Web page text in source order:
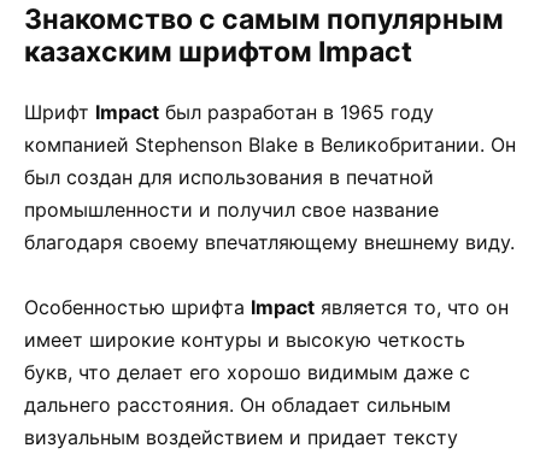
Знакомство с самым популярным
казахским шрифтом Impact
Шрифт Impact был разработан в 1965 году
компанией Stephenson Blake в Великобритании. Он
был создан для использования в печатной
промышленности и получил свое название
благодаря своему впечатляющему внешнему виду.
Особенностью шрифта Impact является то, что он
имеет широкие контуры и высокую четкость
букв, что делает его хорошо видимым даже с
дальнего расстояния. Он обладает сильным
визуальным воздействием и придает тексту